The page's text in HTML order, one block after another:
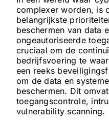
complexer worden, is
belangrijkste
beschermen van data
ongeautoriseerde
cruciaal om de
bedrijfsvoering te
een reeks
om de data en
beschermen. Dit
toegangscontrole,
vulnerability scanning.